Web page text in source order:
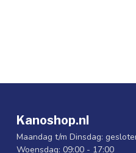
Kanoshop.nl
Maandag t/m Dinsdag:
Woensdag: 09:00 - 17:00